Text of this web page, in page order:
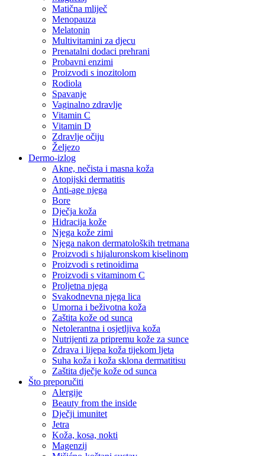
Matična mliječ
Menopauza
Melatonin
Multivitamini za djecu
Prenatalni dodaci prehrani
Probavni enzimi
Proizvodi s inozitolom
Rodiola
Spavanje
Vaginalno zdravlje
Vitamin C
Vitamin D
Zdravlje očiju
Željezo
Dermo-izlog
Akne, nečista i masna koža
Atopijski dermatitis
Anti-age njega
Bore
Dječja koža
Hidracija kože
Njega kože zimi
Njega nakon dermatoloških tretmana
Proizvodi s hijaluronskom kiselinom
Proizvodi s retinoidima
Proizvodi s vitaminom C
Proljetna njega
Svakodnevna njega lica
Umorna i beživotna koža
Zaštita kože od sunca
Netolerantna i osjetljiva koža
Nutrijenti za pripremu kože za sunce
Zdrava i lijepa koža tijekom ljeta
Suha koža i koža sklona dermatitisu
Zaštita dječje kože od sunca
Što preporučiti
Alergije
Beauty from the inside
Dječji imunitet
Jetra
Koža, kosa, nokti
Magenzij